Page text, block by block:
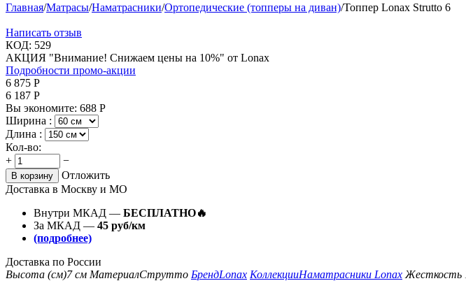
Главная/Матрасы/Наматрасники/Ортопедические (топперы на диван)/Топпер Lonax Strutto 6
Написать отзыв
КОД: 529
АКЦИЯ "Внимание! Снижаем цены на 10%" от Lonax
Подробности промо-акции
6 875 Р
6 187 Р
Вы экономите: 688 Р
Ширина :
Длина :
Кол-во:
+
−
В корзину
Отложить
Доставка в Москву и МО
Внутри МКАД — БЕСПЛАТНО🔥
За МКАД — 45 руб/км
(подробнее)
Доставка по России
Высота (см)7 см МатериалСтрутто БрендLonax КоллекцииНаматрасники Lonax Жесткость